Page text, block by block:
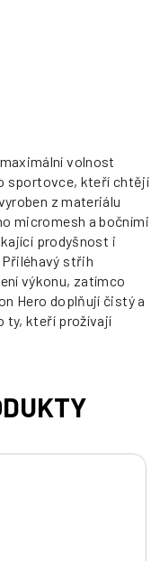
volnost
sportovce, kteří chtějí
z materiálu
micromesh a bočními
prodyšnost i
střih
výkonu, zatímco
Hero doplňují čistý a
ty, kteří prožívají